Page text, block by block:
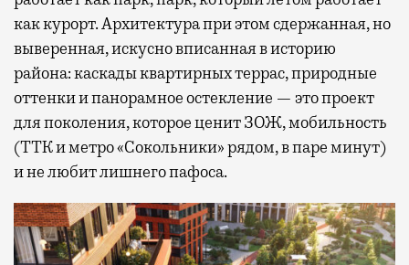
как курорт. Архитектура при этом сдержанная, но
выверенная, искусно вписанная в историю
района: каскады квартирных террас, природные
оттенки и панорамное остекление — это проект
для поколения, которое ценит ЗОЖ, мобильность
(ТТК и метро «Сокольники» рядом, в паре минут)
и не любит лишнего пафоса.